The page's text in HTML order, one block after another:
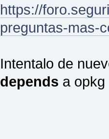
https://
preguntas-mas-
Intentalo de
depends a opkg